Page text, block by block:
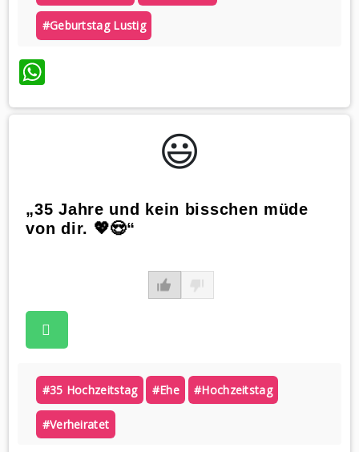
#geburtstag Lustig
WhatsApp
😃️
„35 Jahre und kein bisschen müde
von dir. 💖😍“
#35 Hochzeitstag #ehe #hochzeitstag
#verheiratet